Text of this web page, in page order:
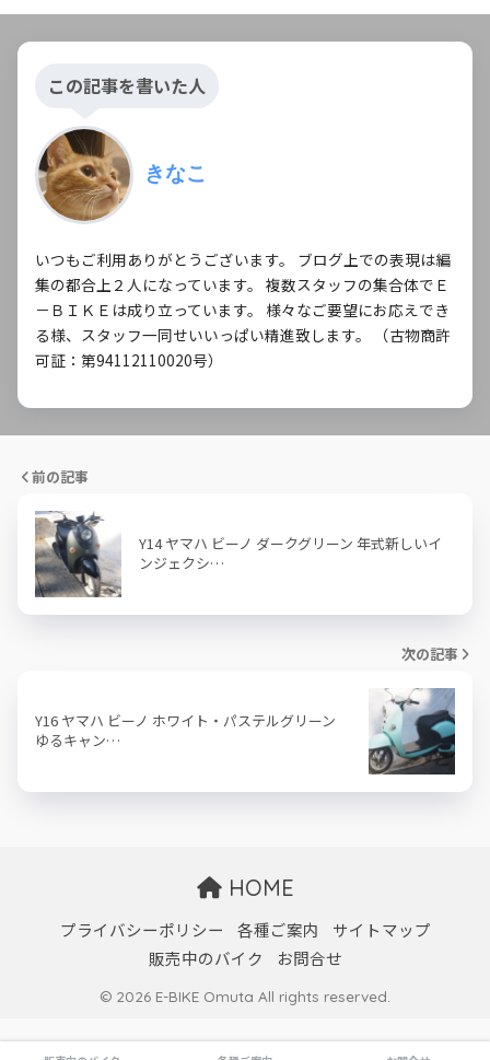
この記事を書いた人
きなこ
いつもご利用ありがとうございます。 ブログ上での表現は編
集の都合上２人になっています。 複数スタッフの集合体でＥ
－ＢＩＫＥは成り立っています。 様々なご要望にお応えでき
る様、スタッフ一同せいいっぱい精進致します。 （古物商許
可証：第94112110020号）
前の記事
Y14 ヤマハ ビーノ ダークグリーン 年式新しいイ
ンジェクシ…
次の記事
Y16 ヤマハ ビーノ ホワイト・パステルグリーン
ゆるキャン…
HOME
プライバシーポリシー 各種ご案内
サイトマップ
販売中のバイク
お問合せ
© 2026 E-BIKE Omuta All rights reserved.